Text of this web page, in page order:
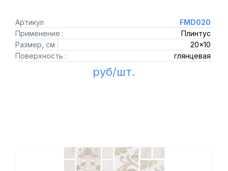
Артикул
FMD020
Применение :
Плинтус
Размер, см :
20x10
Поверхность :
глянцевая
руб/шт.